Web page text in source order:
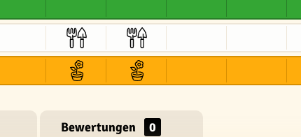
Bewertungen 0